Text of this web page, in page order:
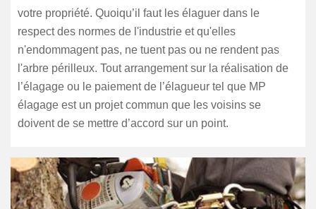
votre propriété. Quoiqu’il faut les élaguer dans le
respect des normes de l'industrie et qu'elles
n'endommagent pas, ne tuent pas ou ne rendent pas
l'arbre périlleux. Tout arrangement sur la réalisation de
l’élagage ou le paiement de l’élagueur tel que MP
élagage est un projet commun que les voisins se
doivent de se mettre d’accord sur un point.